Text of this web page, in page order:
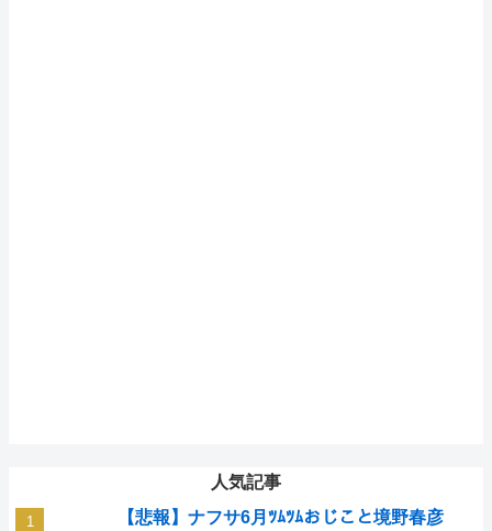
人気記事
【悲報】ナフサ6月ﾂﾑﾂﾑおじこと境野春彦